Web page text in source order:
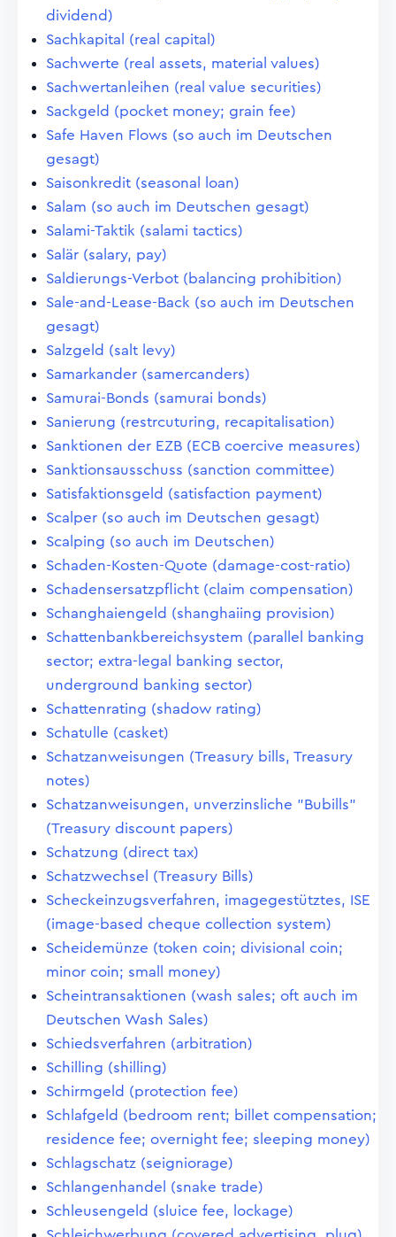
dividend)
Sachkapital (real capital)
Sachwerte (real assets, material values)
Sachwertanleihen (real value securities)
Sackgeld (pocket money; grain fee)
Safe Haven Flows (so auch im Deutschen
gesagt)
Saisonkredit (seasonal loan)
Salam (so auch im Deutschen gesagt)
Salami-Taktik (salami tactics)
Salär (salary, pay)
Saldierungs-Verbot (balancing prohibition)
Sale-and-Lease-Back (so auch im Deutschen
gesagt)
Salzgeld (salt levy)
Samarkander (samercanders)
Samurai-Bonds (samurai bonds)
Sanierung (restrcuturing, recapitalisation)
Sanktionen der EZB (ECB coercive measures)
Sanktionsausschuss (sanction committee)
Satisfaktionsgeld (satisfaction payment)
Scalper (so auch im Deutschen gesagt)
Scalping (so auch im Deutschen)
Schaden-Kosten-Quote (damage-cost-ratio)
Schadensersatzpflicht (claim compensation)
Schanghaiengeld (shanghaiing provision)
Schattenbankbereichsystem (parallel banking
sector; extra-legal banking sector,
underground banking sector)
Schattenrating (shadow rating)
Schatulle (casket)
Schatzanweisungen (Treasury bills, Treasury
notes)
Schatzanweisungen, unverzinsliche "Bubills"
(Treasury discount papers)
Schatzung (direct tax)
Schatzwechsel (Treasury Bills)
Scheckeinzugsverfahren, imagegestütztes, ISE
(image-based cheque collection system)
Scheidemünze (token coin; divisional coin;
minor coin; small money)
Scheintransaktionen (wash sales; oft auch im
Deutschen Wash Sales)
Schiedsverfahren (arbitration)
Schilling (shilling)
Schirmgeld (protection fee)
Schlafgeld (bedroom rent; billet compensation;
residence fee; overnight fee; sleeping money)
Schlagschatz (seigniorage)
Schlangenhandel (snake trade)
Schleusengeld (sluice fee, lockage)